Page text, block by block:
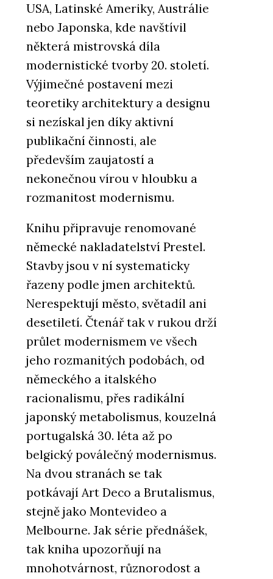
USA, Latinské Ameriky, Austrálie
nebo Japonska, kde navštívil
některá mistrovská díla
modernistické tvorby 20. století.
Výjimečné postavení mezi
teoretiky architektury a designu
si nezískal jen díky aktivní
publikační činnosti, ale
především zaujatostí a
nekonečnou vírou v hloubku a
rozmanitost modernismu.
Knihu připravuje renomované
německé nakladatelství Prestel.
Stavby jsou v ní systematicky
řazeny podle jmen architektů.
Nerespektují město, světadíl ani
desetiletí. Čtenář tak v rukou drží
průlet modernismem ve všech
jeho rozmanitých podobách, od
německého a italského
racionalismu, přes radikální
japonský metabolismus, kouzelná
portugalská 30. léta až po
belgický poválečný modernismus.
Na dvou stranách se tak
potkávají Art Deco a Brutalismus,
stejně jako Montevideo a
Melbourne. Jak série přednášek,
tak kniha upozorňují na
mnohotvárnost, různorodost a